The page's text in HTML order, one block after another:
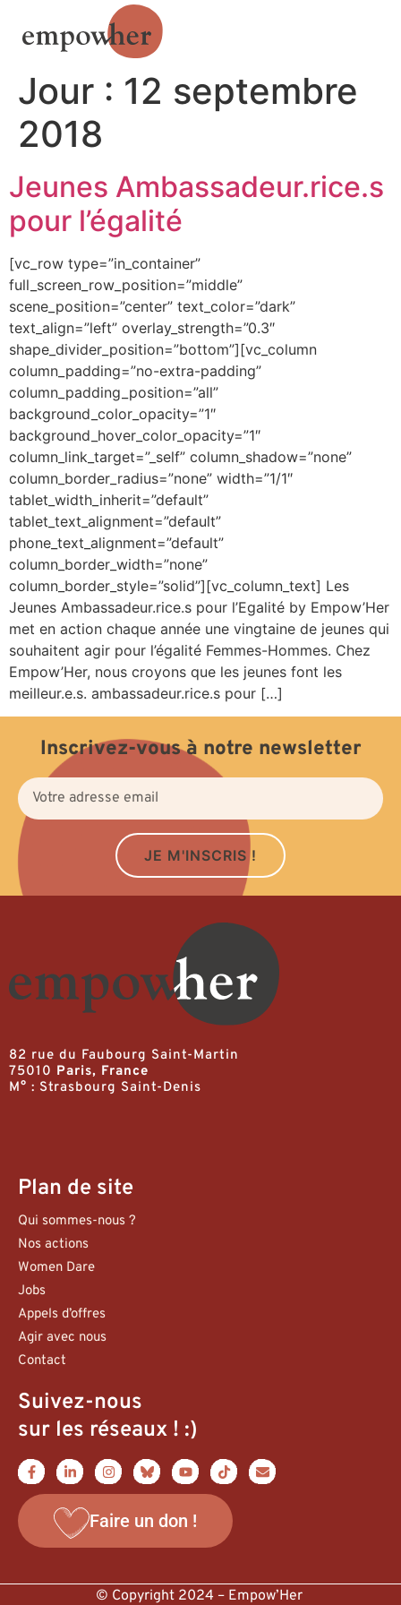
Jour : 12 septembre
2018
Jeunes Ambassadeur.rice.s
pour l’égalité
[vc_row type=”in_container”
full_screen_row_position=”middle”
scene_position=”center” text_color=”dark”
text_align=”left” overlay_strength=”0.3″
shape_divider_position=”bottom”][vc_column
column_padding=”no-extra-padding”
column_padding_position=”all”
background_color_opacity=”1″
background_hover_color_opacity=”1″
column_link_target=”_self” column_shadow=”none”
column_border_radius=”none” width=”1/1″
tablet_width_inherit=”default”
tablet_text_alignment=”default”
phone_text_alignment=”default”
column_border_width=”none”
column_border_style=”solid”][vc_column_text] Les
Jeunes Ambassadeur.rice.s pour l’Egalité by Empow’Her
met en action chaque année une vingtaine de jeunes qui
souhaitent agir pour l’égalité Femmes-Hommes. Chez
Empow’Her, nous croyons que les jeunes font les
meilleur.e.s. ambassadeur.rice.s pour […]
Inscrivez-vous à notre newsletter
JE M'INSCRIS !
82 rue du Faubourg Saint-Martin
75010 Paris, France
M° : Strasbourg Saint-Denis
Plan de site
Qui sommes-nous ?
Nos actions
Women Dare
Jobs
Appels d’offres
Agir avec nous
Contact
Suivez-nous
sur les réseaux ! :)
Faire un don !
© Copyright 2024 – Empow’Her